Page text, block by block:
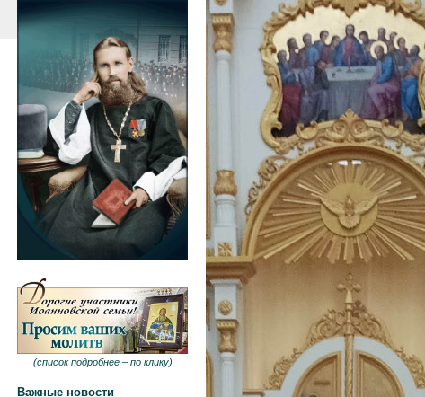
(список подробнее – по клику)
Важные новости